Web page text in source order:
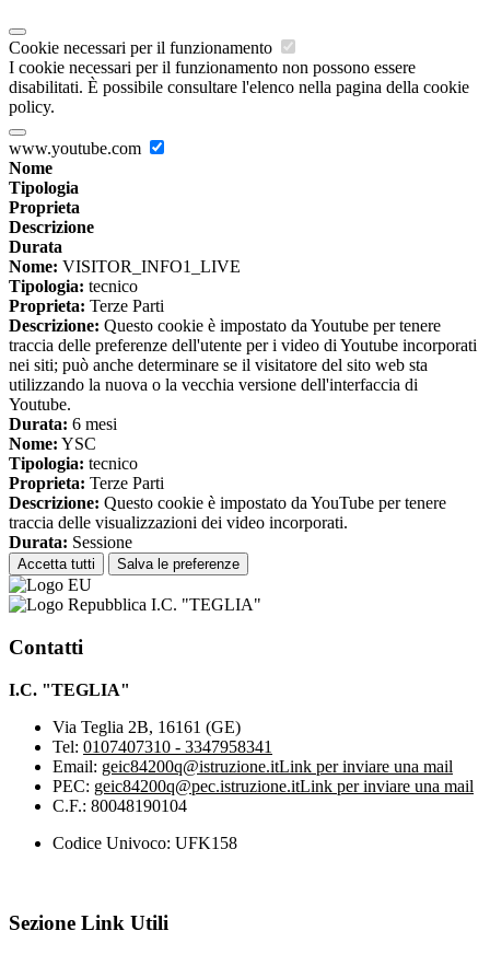
Cookie necessari per il funzionamento
I cookie necessari per il funzionamento non possono essere
disabilitati. È possibile consultare l'elenco nella pagina della cookie
policy.
www.youtube.com
Nome
Tipologia
Proprieta
Descrizione
Durata
Nome: VISITOR_INFO1_LIVE
Tipologia: tecnico
Proprieta: Terze Parti
Descrizione: Questo cookie è impostato da Youtube per tenere
traccia delle preferenze dell'utente per i video di Youtube incorporati
nei siti; può anche determinare se il visitatore del sito web sta
utilizzando la nuova o la vecchia versione dell'interfaccia di
Youtube.
Durata: 6 mesi
Nome: YSC
Tipologia: tecnico
Proprieta: Terze Parti
Descrizione: Questo cookie è impostato da YouTube per tenere
traccia delle visualizzazioni dei video incorporati.
Durata: Sessione
Accetta tutti Salva le preferenze
I.C. "TEGLIA"
Contatti
I.C. "TEGLIA"
Via Teglia 2B, 16161 (GE)
Tel: 0107407310 - 3347958341
Email: geic84200q@istruzione.itLink per inviare una mail
PEC: geic84200q@pec.istruzione.itLink per inviare una mail
C.F.: 80048190104
Codice Univoco: UFK158
Sezione Link Utili